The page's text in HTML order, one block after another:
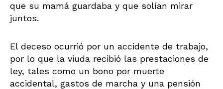
que su mamá guardaba y que solían mirar
juntos.
El deceso ocurrió por un accidente de trabajo,
por lo que la viuda recibió las prestaciones de
ley, tales como un bono por muerte
accidental, gastos de marcha y una pensión